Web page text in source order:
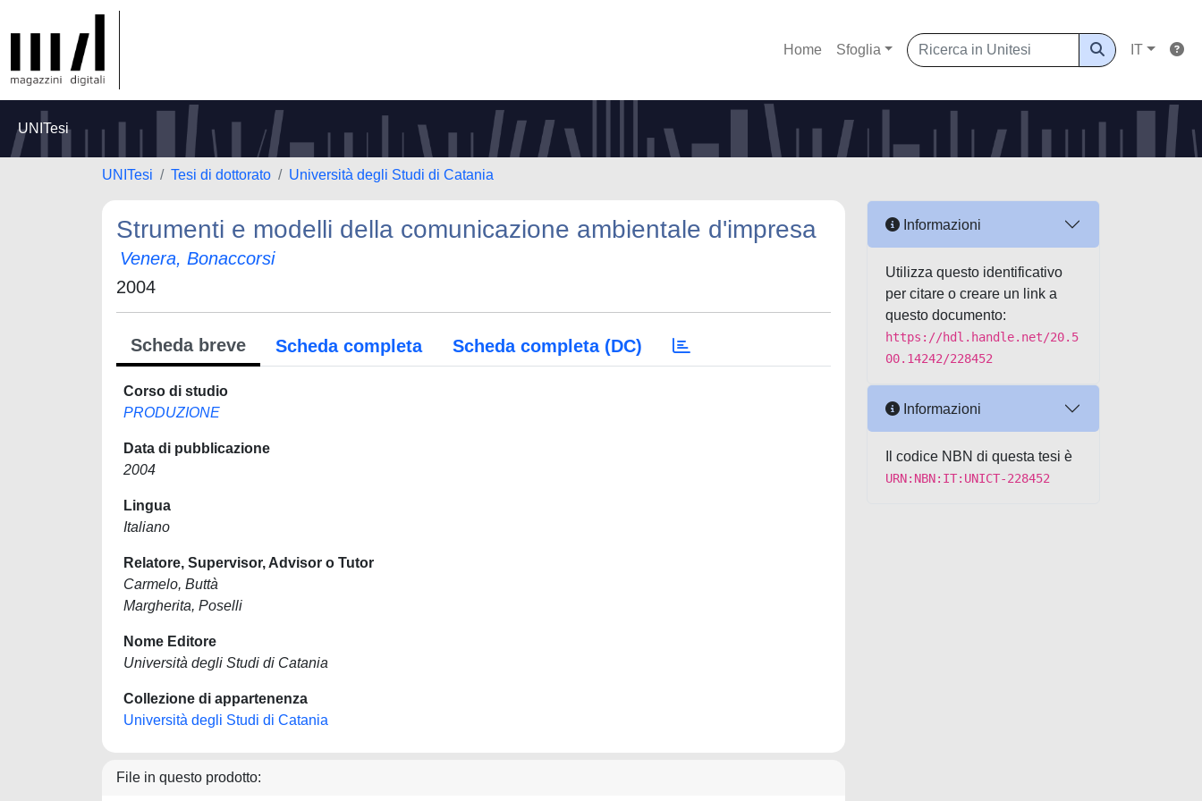
Home Sfoglia IT
UNITesi
UNITesi Tesi di dottorato Università degli Studi di Catania
Strumenti e modelli della comunicazione ambientale d'impresa
Venera, Bonaccorsi
2004
Scheda breve Scheda completa Scheda completa (DC)
Corso di studio
PRODUZIONE
Data di pubblicazione
2004
Lingua
Italiano
Relatore, Supervisor, Advisor o Tutor
Carmelo, Buttà
Margherita, Poselli
Nome Editore
Università degli Studi di Catania
Collezione di appartenenza
Università degli Studi di Catania
File in questo prodotto:
Informazioni
Utilizza questo identificativo
per citare o creare un link a
questo documento:
https://hdl.handle.net/20.5
00.14242/228452
Informazioni
Il codice NBN di questa tesi è
URN:NBN:IT:UNICT-228452